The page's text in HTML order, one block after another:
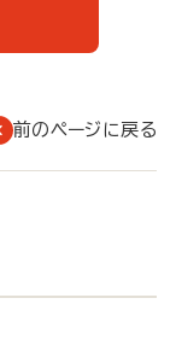
前のページに戻る